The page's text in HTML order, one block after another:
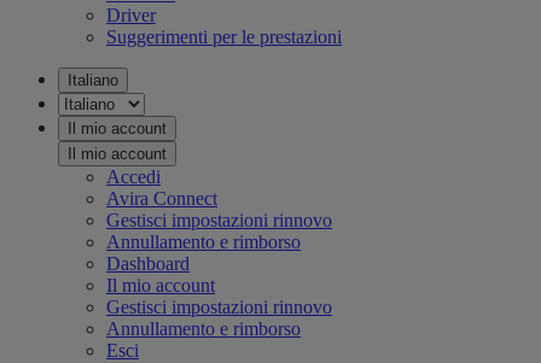
Driver
Suggerimenti per le prestazioni
Italiano
Il mio account
Il mio account
Accedi
Avira Connect
Gestisci impostazioni rinnovo
Annullamento e rimborso
Dashboard
Il mio account
Gestisci impostazioni rinnovo
Annullamento e rimborso
Esci